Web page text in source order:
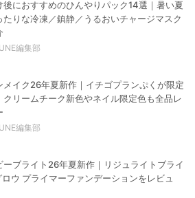
後におすすめのひんやりパック14選｜暑い夏
たりな冷凍／鎮静／うるおいチャージマスク
編集部
メイク26年夏新作｜イチゴプランぷくが限定
クリームチーク新色やネイル限定色も全品レ
編集部
ーブライト26年夏新作｜リジュライトブライ
ロウ プライマーファンデーションをレビュ